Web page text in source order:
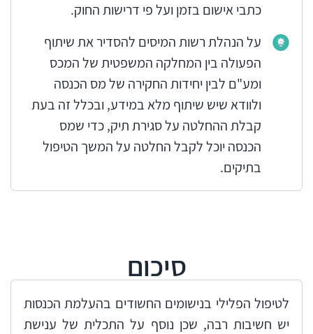
כתבי אישום בזמן ועל פי דרישות החוק.
על הנהלת רשות המיסים להסדיר את שיתוף
הפעולה בין המחלקה המשפטית של המכס
ומע"ם לבין יחידות החקירה של מס הכנסה
ולוודא שיש שיתוף מלא במידע, ובכלל זה בעת
קבלת ההחלטה על סגירת תיק, כדי שמס
הכנסה יוכל לקבל החלטה על המשך הטיפול
בתיקים.
סיכום
לטיפול הפלילי בנישומים החשודים בהעלמת הכנסות
יש חשיבות רבה, שכן נוסף על התכלית של ענישת